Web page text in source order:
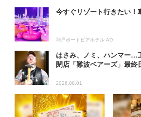
今すぐリゾート行きたい！
神戸ポートピアホテル AD
はさみ、ノミ、ハンマー…
閉店「難波ベアーズ」最
2026.08.01